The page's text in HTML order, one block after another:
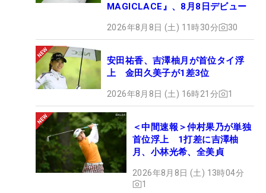
MAGICLACE』、8月8日デビュー
2026年8月8日 (土) 11時30分 30
安田祐香、吉澤柚月が首位タイ浮
上 金田久美子が1差3位
2026年8月8日 (土) 16時21分 1
＜中間速報＞仲村果乃が単独
首位浮上 1打差に吉澤柚
月、小林光希、全美貞
2026年8月8日 (土) 13時04分
1